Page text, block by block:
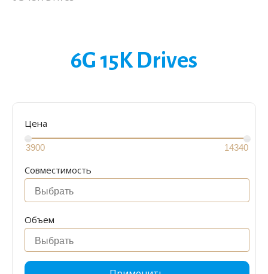
6G 15K Drives
Цена
Совместимость
Объем